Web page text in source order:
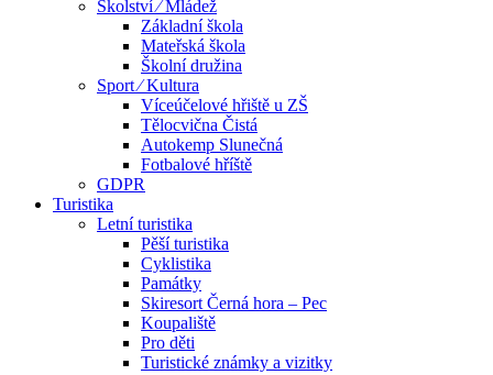
Školství ⁄ Mládež
Základní škola
Mateřská škola
Školní družina
Sport ⁄ Kultura
Víceúčelové hřiště u ZŠ
Tělocvična Čistá
Autokemp Slunečná
Fotbalové hříště
GDPR
Turistika
Letní turistika
Pěší turistika
Cyklistika
Památky
Skiresort Černá hora – Pec
Koupaliště
Pro děti
Turistické známky a vizitky